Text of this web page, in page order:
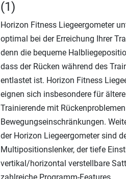
(1)
Horizon Fitness Liegeergometer
optimal bei der Erreichung Ihrer
denn die bequeme
dass der Rücken während des
entlastet ist. Horizon Fitness
eignen sich insbesondere für
Trainierende mit
Bewegungseinschränkungen.
der Horizon Liegeergometer sind
Multipositionslenker, der tiefe
vertikal/horizontal verstellbare